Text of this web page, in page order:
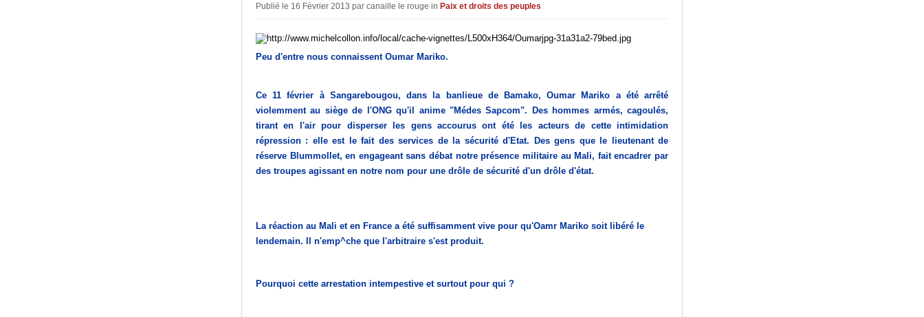
Publié le 16 Février 2013 par canaille le rouge in Paix et droits des peuples
Peu d'entre nous connaissent Oumar Mariko.
Ce 11 février à Sangarebougou, dans la banlieue de Bamako, Oumar Mariko a été arrêté
violemment au siège de l'ONG qu'il anime "Médes Sapcom". Des hommes armés, cagoulés,
tirant en l'air pour disperser les gens accourus ont été les acteurs de cette intimidation
répression : elle est le fait des services de la sécurité d'Etat. Des gens que le lieutenant de
réserve Blummollet, en engageant sans débat notre présence militaire au Mali, fait encadrer par
des troupes agissant en notre nom pour une drôle de sécurité d'un drôle d'état.
La réaction au Mali et en France a été suffisamment vive pour qu'Oamr Mariko soit libéré le
lendemain. Il n'emp^che que l'arbitraire s'est produit.
Pourquoi cette arrestation intempestive et surtout pour qui ?